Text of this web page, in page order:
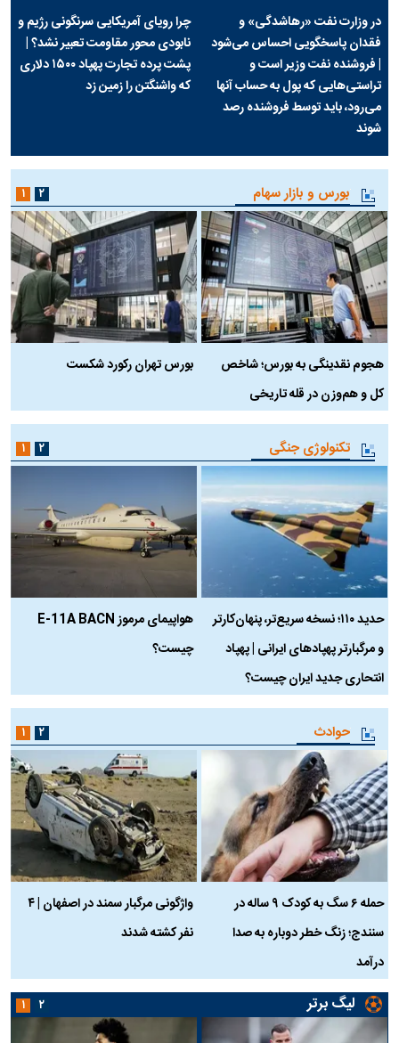
در وزارت نفت «رهاشدگی» و
فقدان پاسخگویی احساس می‌شود
| فروشنده نفت وزیر است و
تراستی‌هایی که پول به حساب آنها
می‌رود، باید توسط فروشنده رصد
شوند
چرا رویای آمریکایی سرنگونی رژیم و
نابودی محور مقاومت تعبیر نشد؟ |
پشت پرده تجارت پهپاد‌ ۱۵۰۰ دلاری
که واشنگتن را زمین زد
بورس و بازار سهام
هجوم نقدینگی به بورس؛ شاخص
کل و هم‌وزن در قله تاریخی
بورس تهران رکورد شکست
۱ ۲
تکنولوژی جنگی
حدید ۱۱۰؛ نسخه سریع‌تر، پنهان‌کارتر
و مرگبارتر پهپادهای ایرانی | پهپاد
انتحاری جدید ایران چیست؟
هواپیمای مرموز E-11A BACN
چیست؟
۱ ۲
حوادث
حمله ۶ سگ به کودک ۹ ساله در
سنندج؛ زنگ خطر دوباره به صدا
درآمد
واژگونی مرگبار سمند در اصفهان | ۴
نفر کشته شدند
۱ ۲
لیگ برتر ۱ ۲